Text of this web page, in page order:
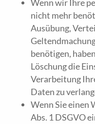
Wenn wir Ihre
nicht mehr
Ausübung,
benötigen,
Löschung die
Verarbeitung
Daten zu
Wenn Sie einen
Abs. 1 DSGVO